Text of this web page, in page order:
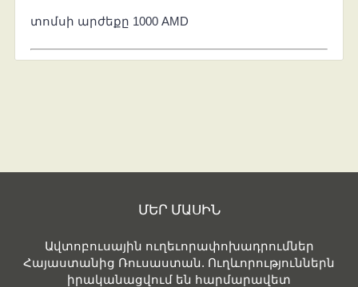
տոմսի արժեքը 1000 AMD
ՄԵՐ ՄԱՍԻՆ
Ավտոբուսային ուղեւորափոխադրումներ
Հայաստանից Ռուսաստան. Ուղևորություններն
իրականացվում են հարմարավետ